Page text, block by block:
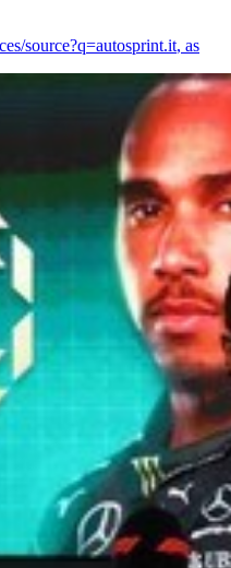
source?q=autosprint.it, as